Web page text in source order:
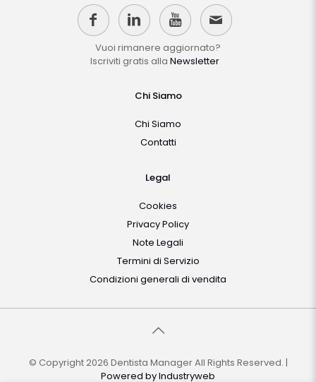
Vuoi rimanere aggiornato?
Iscriviti gratis alla Newsletter
Chi Siamo
Chi Siamo
Contatti
Legal
Cookies
Privacy Policy
Note Legali
Termini di Servizio
Condizioni generali di vendita
© Copyright 2026 Dentista Manager All Rights Reserved. |
Powered byIndustryweb